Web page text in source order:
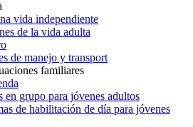
vida independiente
de la vida adulta
de manejo y transport
familiares
en grupo para jóvenes adultos
de habilitación de día para jóvenes